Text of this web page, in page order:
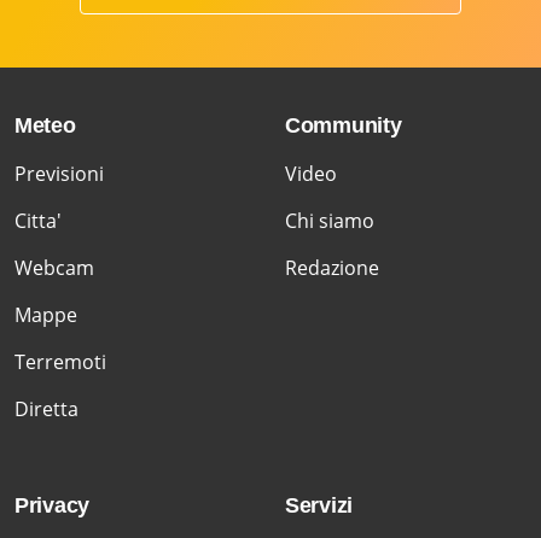
Meteo
Previsioni
Citta'
Webcam
Mappe
Terremoti
Diretta
Community
Video
Chi siamo
Redazione
Privacy Servizi